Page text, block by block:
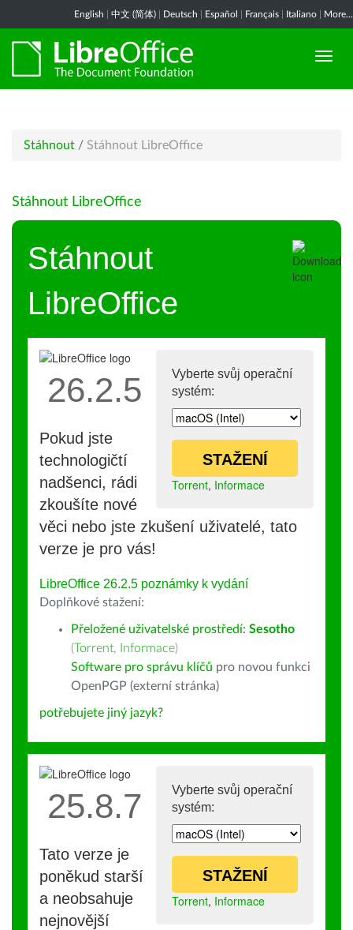
English 中文 (简体) Deutsch Español Français Italiano More...
Stáhnout / Stáhnout LibreOffice
Stáhnout LibreOffice
Stáhnout
LibreOffice
Vyberte svůj operační
systém:
STAŽENÍ
Torrent, Informace
26.2.5
Pokud jste
technologičtí
nadšenci, rádi
zkoušíte nové
věci nebo jste zkušení uživatelé, tato
verze je pro vás!
LibreOffice 26.2.5 poznámky k vydání
Doplňkové stažení:
Přeložené uživatelské prostředí: Sesotho
(Torrent, Informace)
Software pro správu klíčů pro novou funkci
OpenPGP (externí stránka)
potřebujete jiný jazyk?
Vyberte svůj operační
systém:
STAŽENÍ
Torrent, Informace
25.8.7
Tato verze je
poněkud starší
a neobsahuje
nejnovější